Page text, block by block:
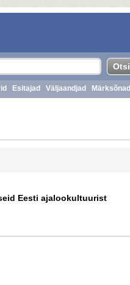
Esitajad Väljaandjad Märksõnad
Eesti ajalookultuurist